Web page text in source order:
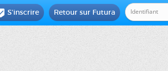
Retour sur Futura
S'inscrire